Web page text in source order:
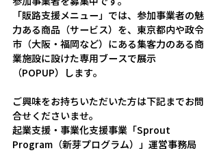
「販路支援メニュー」では、参加事業者の魅
力ある商品（サービス）を、東京都内や政令
市（大阪・福岡など）にある集客力のある商
業施設に設けた専用ブースで展示
（POPUP）します。
ご興味をお持ちいただいた方は下記までお問
合せくださいませ。
起業支援・事業化支援事業「Sprout
Program（新芽プログラム）」運営事務局